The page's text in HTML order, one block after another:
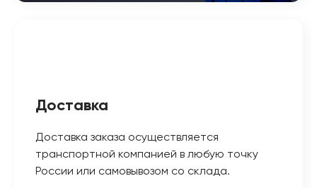
Доставка
Доставка заказа осуществляется
транспортной компанией в любую точку
России или самовывозом со склада.